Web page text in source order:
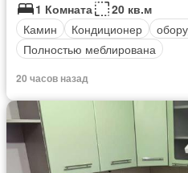
1 Комната
20 кв.м
Камин
Кондиционер
Полностью меблирована
20 часов назад